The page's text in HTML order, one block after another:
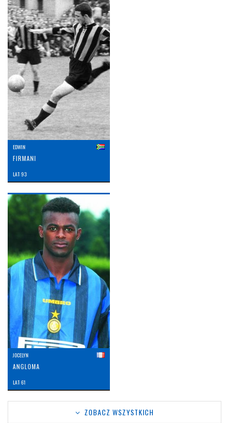
EDWIN
FIRMANI
LAT: 93
JOCELYN
ANGLOMA
LAT: 61
ZOBACZ WSZYSTKICH